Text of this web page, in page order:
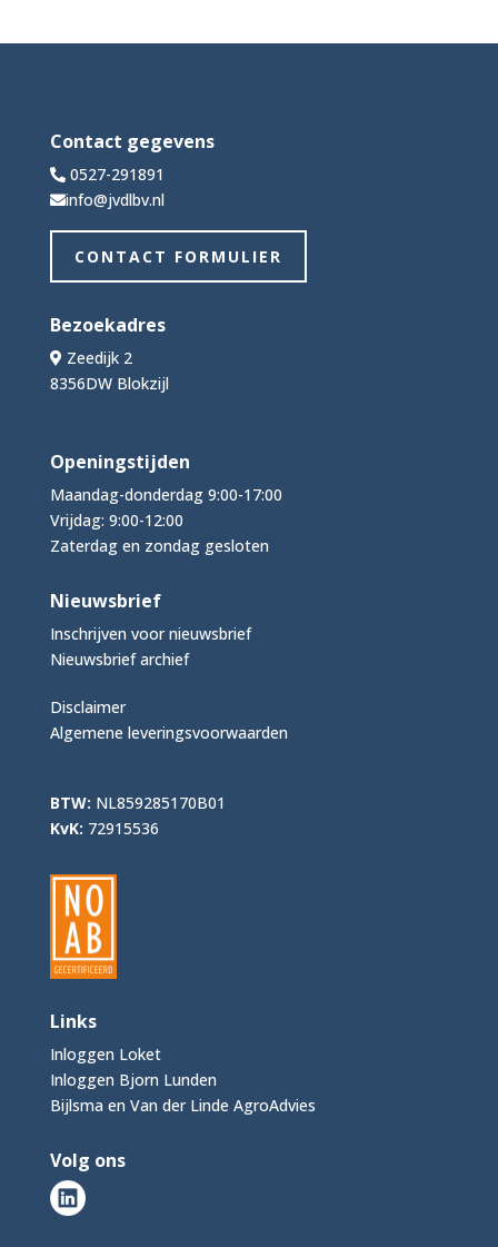
Contact gegevens
0527-291891
info@jvdlbv.nl
CONTACT FORMULIER
Bezoekadres
Zeedijk 2
8356DW Blokzijl
Openingstijden
Maandag-donderdag 9:00-17:00
Vrijdag: 9:00-12:00
Zaterdag en zondag gesloten
Nieuwsbrief
Inschrijven voor nieuwsbrief
Nieuwsbrief archief
Disclaimer
Algemene leveringsvoorwaarden
BTW: NL859285170B01
KvK: 72915536
Links
Inloggen Loket
Inloggen Bjorn Lunden
Bijlsma en Van der Linde AgroAdvies
Volg ons